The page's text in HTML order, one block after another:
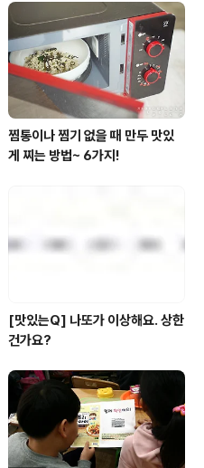
찜통이나 찜기 없을 때 만두 맛있
게 찌는 방법~ 6가지!
[맛있는Q] 나또가 이상해요. 상한
건가요?